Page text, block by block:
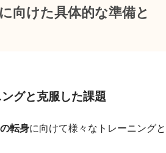
向けた具体的な準備と
グと克服した課題
転身に向けて様々なトレーニングと